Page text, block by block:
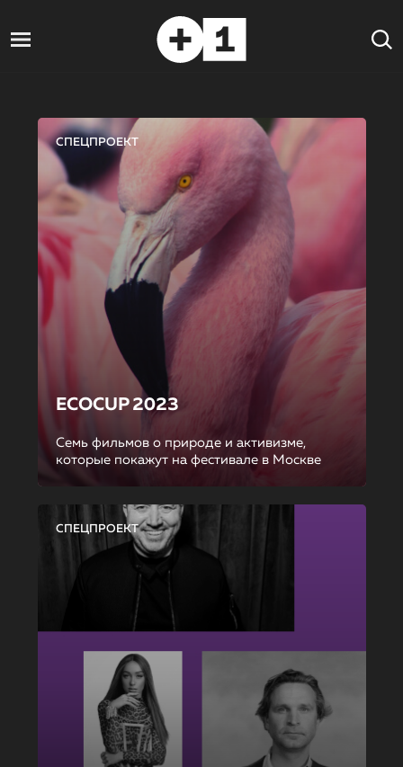
СПЕЦПРОЕКТ
ECOCUP 2023
Семь фильмов о природе и активизме,
которые покажут на фестивале в Москве
СПЕЦПРОЕКТ